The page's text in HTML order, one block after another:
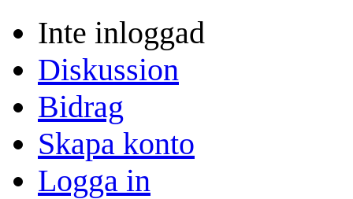
Inte inloggad
Diskussion
Bidrag
Skapa konto
Logga in